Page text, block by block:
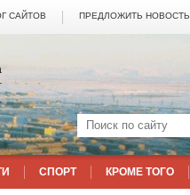
САЙТОВ ПРЕДЛОЖИТЬ НОВОСТЬ
СПОРТ КРОМЕ ТОГО